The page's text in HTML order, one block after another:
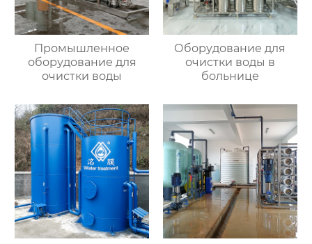
Промышленное
оборудование для
очистки воды
Оборудование для
очистки воды в
больнице